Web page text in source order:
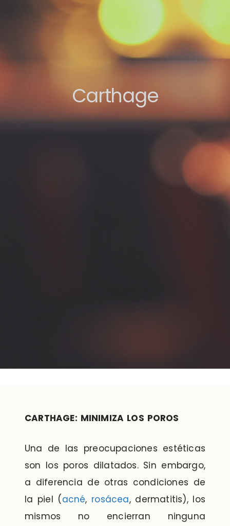
Carthage
CARTHAGE: MINIMIZA LOS POROS
Una de las preocupaciones estéticas
son los poros dilatados. Sin embargo,
a diferencia de otras condiciones de
la piel (acné, rosácea, dermatitis), los
mismos no encierran ninguna